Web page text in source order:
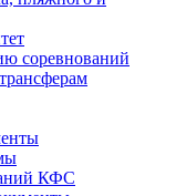
соревнований
КФС